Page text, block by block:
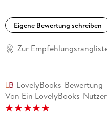
Eigene Bewertung schreiben
Zur
LovelyBooks-Bewertung
Von Ein LovelyBooks-Nutzer